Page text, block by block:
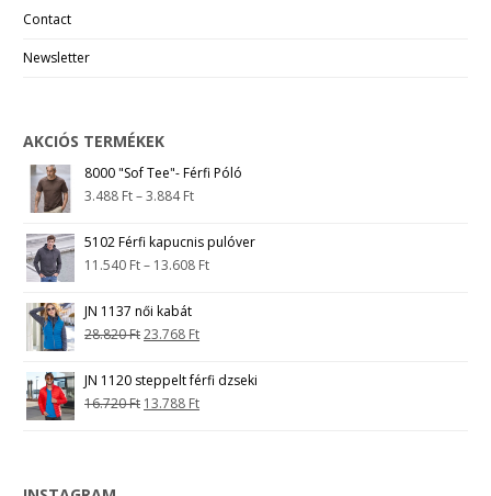
Contact
Newsletter
AKCIÓS TERMÉKEK
8000 "Sof Tee"- Férfi Póló
3.488 Ft–3.884Ft
5102 Férfi kapucnis pulóver
11.540 Ft– 13.608 Ft
JN 1137 női kabát
28.820Ft23.768 Ft
JN 1120 steppelt férfi dzseki
16.720Ft 13.788 Ft